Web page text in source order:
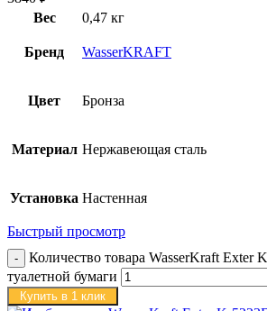
Вес
0,47 кг
Бренд WasserKRAFT
Цвет Бронза
Материал Нержавеющая сталь
Установка Настенная
Быстрый просмотр
Количество товара WasserKraft Exter
туалетной бумаги
Купить в 1 клик